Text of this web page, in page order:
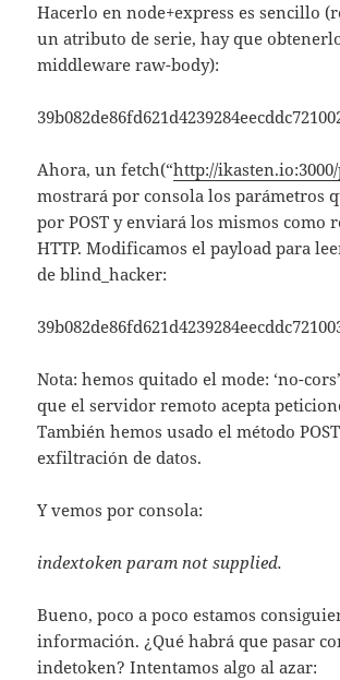
Hacerlo en node+express es sencillo
un atributo de serie, hay que
middleware raw-body):
Ahora, un fetch(“http://
mostrará por consola los parámetros
por POST y enviará los mismos como
HTTP. Modificamos el payload para
de blind_hacker:
Nota: hemos quitado el mode: ‘no-
que el servidor remoto acepta
También hemos usado el método
exfiltración de datos.
Y vemos por consola:
indextoken param not supplied.
Bueno, poco a poco estamos
información. ¿Qué habrá que pasar
indetoken? Intentamos algo al azar: